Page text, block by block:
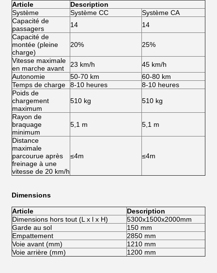
Article
Description
Système
Système CC
Système CA
Capacité de
passagers
14
14
Capacité de
montée (pleine
charge)
20% 25%
Vitesse maximale
en marche avant
23 km/h
45 km/h
Autonomie
50-70 km
60-80 km
Temps de charge
8-10 heures
8-10 heures
Poids de
chargement
maximum
510 kg 510 kg
Rayon de
braquage
minimum
5,1 m 5,1 m
Distance
maximale
parcourue après
freinage à une
vitesse de 20 km/h
≤4m ≤4m
Dimensions
Article
Description
Dimensions hors tout (L x l x H)
5300x1500x2000mm
Garde au sol
150 mm
Empattement
2850 mm
Voie avant (mm)
1210 mm
Voie arrière (mm)
1200 mm